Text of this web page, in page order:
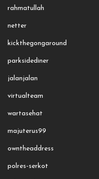
rahmatullah
netter
kickthegongaround
parksidediner
jalanjalan
virtualteam
wartasehat
majuterus99
owntheaddress
polres-serkot